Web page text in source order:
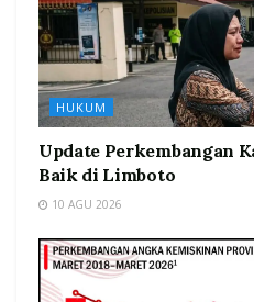
HUKUM
Update Perkembangan
Baik di Limboto
10 AGU 2026